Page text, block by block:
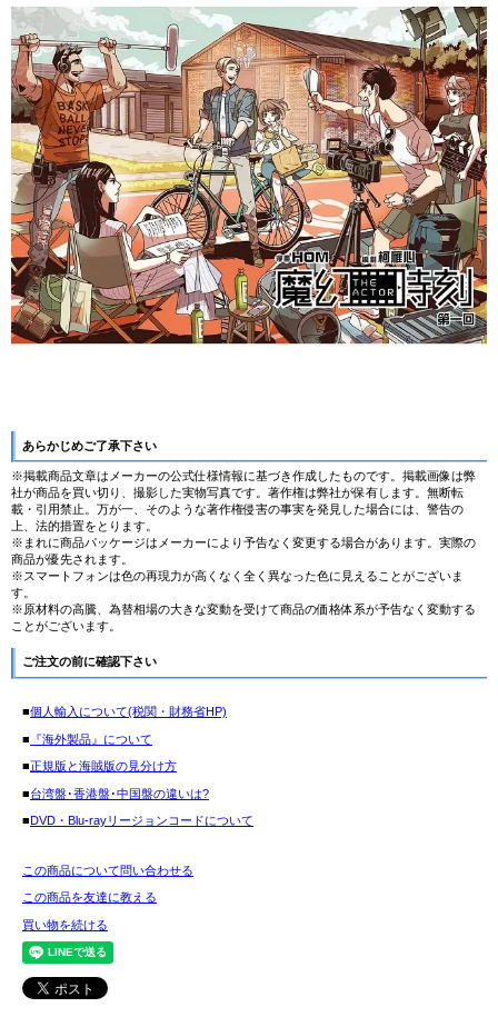
あらかじめご了承下さい
※掲載商品文章はメーカーの公式仕様情報に基づき作成したものです。掲載画像は弊
社が商品を買い切り、撮影した実物写真です。著作権は弊社が保有します。無断転
載・引用禁止。万が一、そのような著作権侵害の事実を発見した場合には、警告の
上、法的措置をとります。
※まれに商品パッケージはメーカーにより予告なく変更する場合があります。実際の
商品が優先されます。
※スマートフォンは色の再現力が高くなく全く異なった色に見えることがございま
す。
※原材料の高騰、為替相場の大きな変動を受けて商品の価格体系が予告なく変動する
ことがございます。
ご注文の前に確認下さい
■個人輸入について(税関・財務省HP)
■ 『海外製品』について
■正規版と海賊版の見分け方
■台湾盤･香港盤･中国盤の違いは?
■ DVD・Blu-rayリージョンコードについて
この商品について問い合わせる
この商品を友達に教える
買い物を続ける